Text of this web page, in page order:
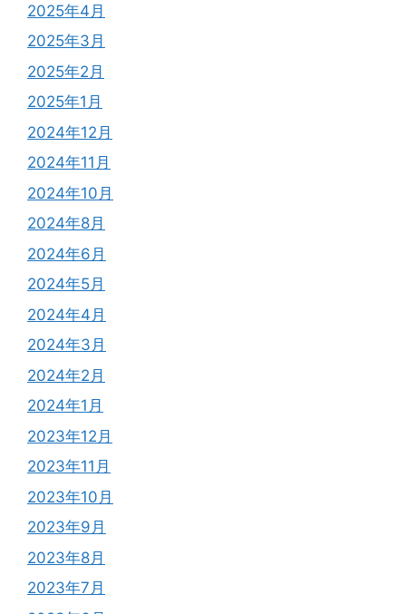
2025年4月
2025年3月
2025年2月
2025年1月
2024年12月
2024年11月
2024年10月
2024年8月
2024年6月
2024年5月
2024年4月
2024年3月
2024年2月
2024年1月
2023年12月
2023年11月
2023年10月
2023年9月
2023年8月
2023年7月